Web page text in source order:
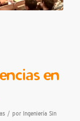
en
/ por Ingeniería Sin